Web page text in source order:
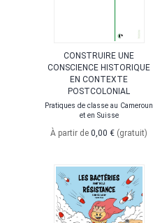
CONSTRUIRE UNE
CONSCIENCE HISTORIQUE
EN CONTEXTE
POSTCOLONIAL
Pratiques de classe au Cameroun
et en Suisse
À partir de 0,00 € (gratuit)